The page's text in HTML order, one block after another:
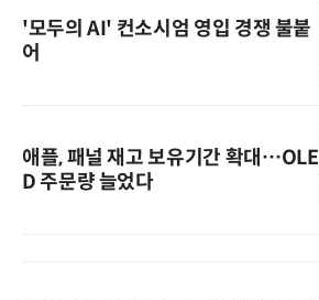
'모두의 AI' 컨소시엄 영입 경쟁 불붙
어
애플, 패널 재고 보유기간 확대…OLE
D 주문량 늘었다